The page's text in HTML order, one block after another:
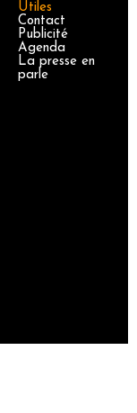
Utiles
Contact
Publicité
Agenda
La presse en
parle